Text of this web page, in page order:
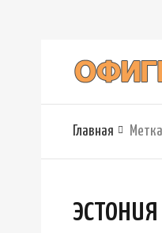
Главная
эстония